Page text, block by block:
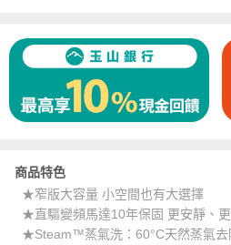
商品特色
★窄版大容量 小空間也有大選擇
★直驅變頻馬達10年保固 更安靜、
★Steam™蒸氣洗：60°C天然蒸氣去